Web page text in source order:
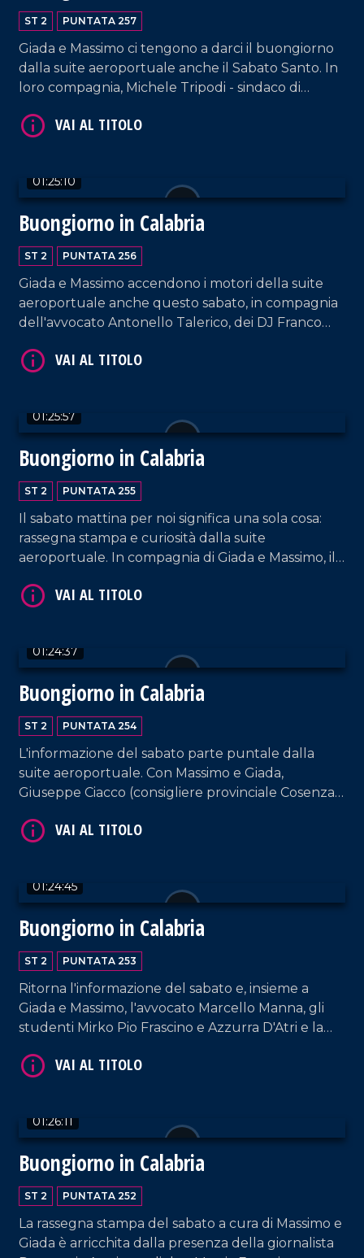
ST 2 PUNTATA 257
Giada e Massimo ci tengono a darci il buongiorno
dalla suite aeroportuale anche il Sabato Santo. In
loro compagnia, Michele Tripodi - sindaco di
Francesco Manna e il cantante lirico e direttore
01:25:10
Buongiorno in Calabria
ST 2 PUNTATA 256
Giada e Massimo accendono i motori della suite
aeroportuale anche questo sabato, in compagnia
dell'avvocato Antonello Talerico, dei DJ Franco
Forciniti e Giovanni Buffone.
01:25:57
Buongiorno in Calabria
ST 2 PUNTATA 255
Il sabato mattina per noi significa una sola cosa:
rassegna stampa e curiosità dalla suite
aeroportuale. In compagnia di Giada e Massimo, il
sindaco di Mirto-Crosia Maria Teresa Aiello, la
01:24:37
Buongiorno in Calabria
ST 2 PUNTATA 254
L'informazione del sabato parte puntale dalla
suite aeroportuale. Con Massimo e Giada,
Giuseppe Ciacco (consigliere provinciale Cosenza),
Grosso.
01:24:45
Buongiorno in Calabria
ST 2 PUNTATA 253
Ritorna l'informazione del sabato e, insieme a
Giada e Massimo, l'avvocato Marcello Manna, gli
studenti Mirko Pio Frascino e Azzurra D'Atri e la
01:26:11
Buongiorno in Calabria
ST 2 PUNTATA 252
La rassegna stampa del sabato a cura di Massimo e
Giada è arricchita dalla presenza della giornalista
VAI AL TITOLO
VAI AL TITOLO
VAI AL TITOLO
VAI AL TITOLO
VAI AL TITOLO
VAI AL TITOLO